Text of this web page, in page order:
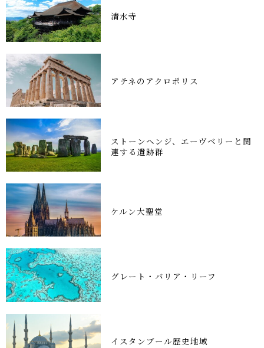
清水寺
アテネのアクロポリス
ストーンヘンジ、エーヴベリーと関
連する遺跡群
ケルン大聖堂
グレート・バリア・リーフ
イスタンブール歴史地域